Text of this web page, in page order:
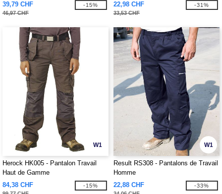
39,79 CHF
46,97 CHF
-15%
22,98 CHF
33,53 CHF
-31%
W1
Herock HK005 - Pantalon Travail
Haut de Gamme
84,38 CHF
-15%
W1
Result RS308 - Pantalons de Travail
Homme
22,88 CHF
-33%